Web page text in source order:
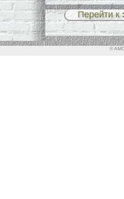
Перейти к
©